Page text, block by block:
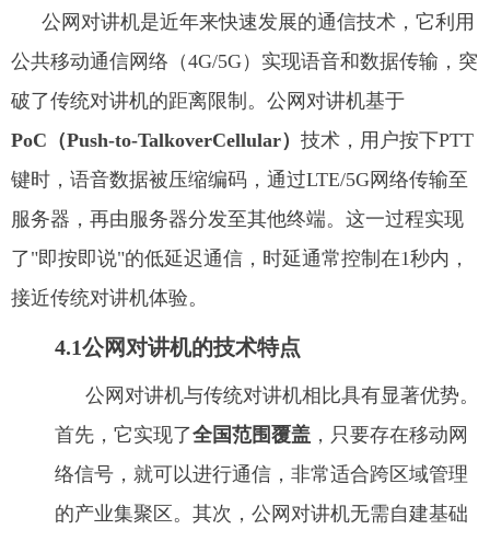
公网对讲机是近年来快速发展的通信技术，它利用
公共移动通信网络（4G/5G）实现语音和数据传输，突
破了传统对讲机的距离限制。公网对讲机基于
PoC（Push-to-TalkoverCellular） 技术，用户按下PTT
键时，语音数据被压缩编码，通过LTE/5G网络传输至
服务器，再由服务器分发至其他终端。这一过程实现
了"即按即说"的低延迟通信，时延通常控制在1秒内，
接近传统对讲机体验。
4.1公网对讲机的技术特点
公网对讲机与传统对讲机相比具有显著优势。
首先，它实现了全国范围覆盖 ，只要存在移动网
络信号，就可以进行通信，非常适合跨区域管理
的产业集聚区。其次，公网对讲机无需自建基础